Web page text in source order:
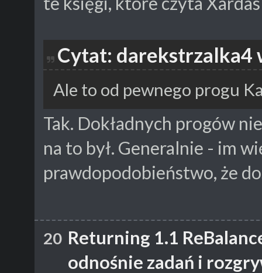
Cytat: darekstrzalka4
Ale to od pewnego progu
Tak. Dokładnych progów
na to był. Generalnie - im
prawdopodobieństwo, że
20 Returning 1.1
odnośnie zadań i